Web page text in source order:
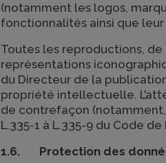
(notamment les logos,
fonctionnalités ainsi que
Toutes les reproductions,
représentations
du Directeur de la
propriété intellectuelle.
de contrefaçon (notamment,
L.335-1 à L.335-9 du Code
1.6. Protection des